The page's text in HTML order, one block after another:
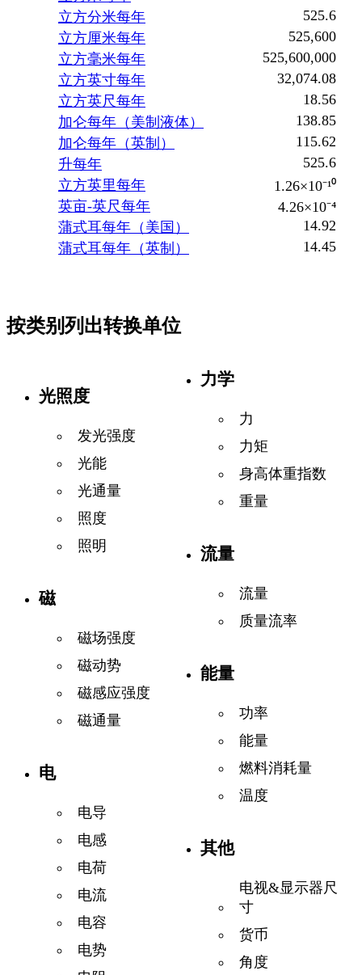
立方分米每年
525.6
立方厘米每年
525,600
立方毫米每年
525,600,000
立方英寸每年
32,074.08
立方英尺每年
18.56
加仑每年（美制液体）
138.85
加仑每年（英制）
115.62
升每年
525.6
立方英里每年
1.26×10⁻¹⁰
英亩-英尺每年
4.26×10⁻⁴
蒲式耳每年（美国）
14.92
蒲式耳每年（英制）
14.45
按类别列出转换单位
光照度
发光强度
光能
光通量
照度
照明
磁
磁场强度
磁动势
磁感应强度
磁通量
电
电导
电感
电荷
电流
电容
电势
力学
力
力矩
身高体重指数
重量
流量
流量
质量流率
能量
功率
能量
燃料消耗量
温度
其他
电视&显示器尺
寸
货币
角度